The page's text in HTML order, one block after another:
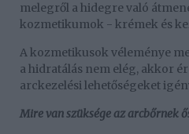
melegről a hidegre való
kozmetikumok - krémek és
A kozmetikusok véleménye
a hidratálás nem elég, akkor
arckezelési lehetőségeket
Mire van szüksége az arcbőrnek